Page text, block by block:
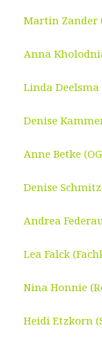
Martin Zander
Anna
Linda
Denise
Anne Betke
Denise
Andrea
Lea Falck
Nina Honnie
Heidi Etzkorn